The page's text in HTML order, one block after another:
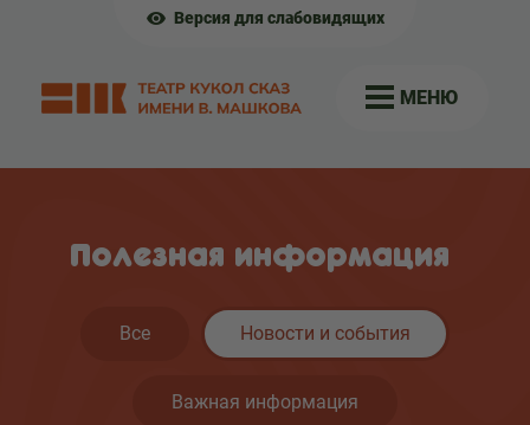
Версия для слабовидящих
МЕНЮ
Полезная информация
Все Новости и события
Важная информация